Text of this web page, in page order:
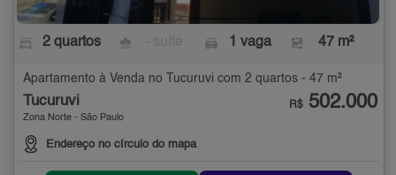
2 quartos 1 vaga 47 m²
Apartamento à Venda no Tucuruvi com 2 quartos - 47 m²
Tucuruvi
Zona Norte - São Paulo
Endereço no círculo do mapa
R$ 502.000